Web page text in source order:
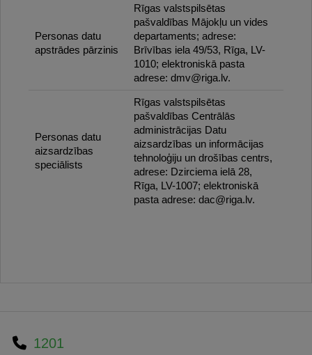
Personas datu
apstrādes pārzinis
Rīgas valstspilsētas
pašvaldības Mājokļu un vides
departaments; adrese:
Brīvības iela 49/53, Rīga, LV-
1010; elektroniskā pasta
adrese: dmv@riga.lv.
Personas datu
aizsardzības
speciālists
Rīgas valstspilsētas
pašvaldības Centrālās
administrācijas Datu
aizsardzības un informācijas
tehnoloģiju un drošības centrs,
adrese: Dzirciema ielā 28,
Rīga, LV-1007; elektroniskā
pasta adrese: dac@riga.lv.
1201